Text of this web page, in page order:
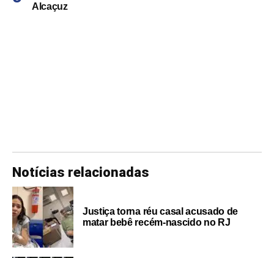
Alcaçuz
Notícias relacionadas
Justiça torna réu casal acusado de
matar bebê recém-nascido no RJ